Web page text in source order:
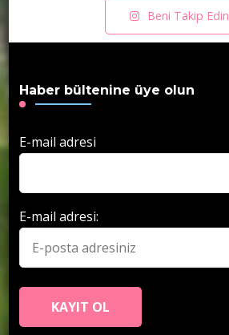
Beni Takip Edin
Haber bültenine üye olun
E-mail adresi
E-mail adresi: